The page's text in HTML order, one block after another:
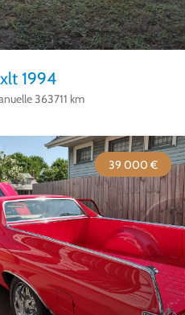
1994
363711 km
39 000 €